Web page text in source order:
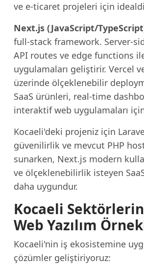
ve e-ticaret projeleri için
Next.js (JavaScript/
full-stack framework. Server-
API routes ve edge functions
uygulamaları geliştirir. Vercel
üzerinde ölçeklenebilir
SaaS ürünleri, real-time
interaktif web uygulamaları
Kocaeli'deki projeniz için
güvenilirlik ve mevcut PHP
sunarken, Next.js modern
ve ölçeklenebilirlik isteyen
daha uygundur.
Kocaeli
Web Yazılım
Kocaeli'nin iş ekosistemine
çözümler geliştiriyoruz: